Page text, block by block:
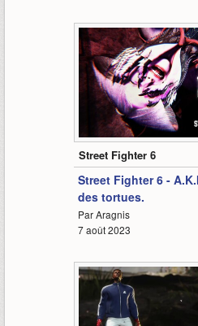
Street Fighter 6
Street Fighter 6 -
des tortues.
Par Aragnis
7 août 2023